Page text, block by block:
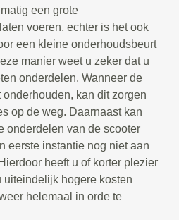
een grote
voeren, echter is het ook
een kleine onderhoudsbeurt
manier weet u zeker dat u
onderdelen. Wanneer de
kan dit zorgen
op de weg. Daarnaast kan
onderdelen van de scooter
eerste instantie nog niet aan
heeft u of korter plezier
uiteindelijk hogere kosten
helemaal in orde te